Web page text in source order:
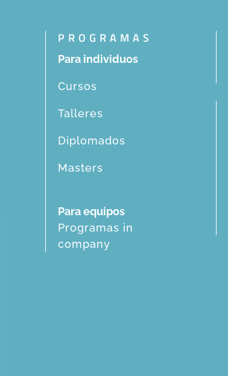
PROGRAMAS
Para individuos
Cursos
Talleres
Diplomados
Masters
Para equipos
Programas in
company